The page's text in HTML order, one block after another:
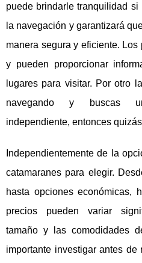
puede brindarle tranquilidad
la navegación y garantizará
manera segura y eficiente.
y pueden proporcionar
lugares para visitar. Por otro
navegando y buscas
independiente, entonces
Independientemente de la
catamaranes para elegir.
hasta opciones económicas,
precios pueden variar
tamaño y las comodidades
importante investigar antes de